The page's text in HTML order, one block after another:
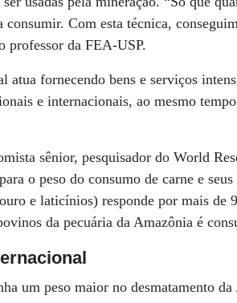
consumir. Com esta técnica,
professor da FEA-USP.
atua fornecendo bens e serviços
e internacionais, ao mesmo
sênior, pesquisador do World
o peso do consumo de carne e
e laticínios) responde por mais de
da pecuária da Amazônia é
um peso maior no desmatamento